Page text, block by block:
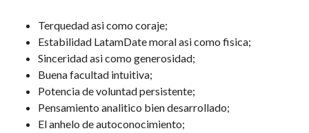
Terquedad asi­ como coraje;
Estabilidad LatamDatemoral asi­ como fisica;
Sinceridad asi­ como generosidad;
Buena facultad intuitiva;
Potencia de voluntad persistente;
Pensamiento analitico bien desarrollado;
El anhelo de autoconocimiento;